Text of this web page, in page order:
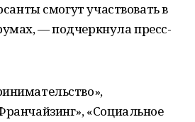
смогут участвовать в
— подчеркнула пресс-
«Социальное